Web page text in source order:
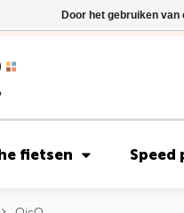
fietsen Speed
Door het gebruiken